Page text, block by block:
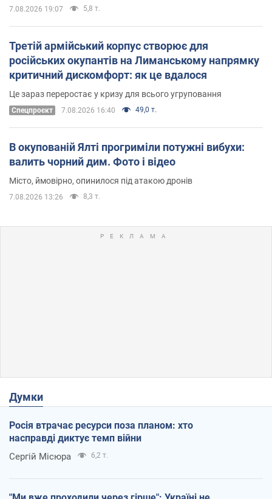
7.08.2026 19:07 5,8 т.
Третій армійський корпус створює для
російських окупантів на Лиманському напрямку
критичний дискомфорт: як це вдалося
Це зараз переростає у кризу для всього угруповання
Cпецпроєкт 7.08.2026 16:40 49,0 т.
В окупованій Ялті прогриміли потужні вибухи:
валить чорний дим. Фото і відео
Місто, ймовірно, опинилося під атакою дронів
7.08.2026 13:26 8,3 т.
Думки
Росія втрачає ресурси поза планом: хто
насправді диктує темп війни
Сергій Місюра 6,2 т.